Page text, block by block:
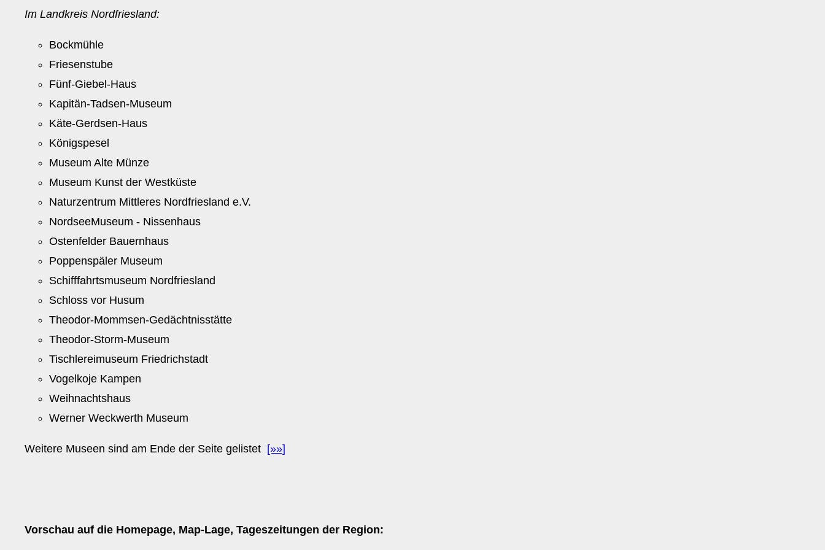
Im Landkreis Nordfriesland:
Bockmühle
Friesenstube
Fünf-Giebel-Haus
Kapitän-Tadsen-Museum
Käte-Gerdsen-Haus
Königspesel
Museum Alte Münze
Museum Kunst der Westküste
Naturzentrum Mittleres Nordfriesland e.V.
NordseeMuseum - Nissenhaus
Ostenfelder Bauernhaus
Poppenspäler Museum
Schifffahrtsmuseum Nordfriesland
Schloss vor Husum
Theodor-Mommsen-Gedächtnisstätte
Theodor-Storm-Museum
Tischlereimuseum Friedrichstadt
Vogelkoje Kampen
Weihnachtshaus
Werner Weckwerth Museum
Weitere Museen sind am Ende der Seite gelistet [»»]
Vorschau auf die Homepage, Map-Lage, Tageszeitungen der Region: